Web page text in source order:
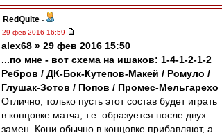
RedQuite -
29 фев 2016 16:59
alex68 » 29 фев 2016 15:50
...по мне - вот схема на ишаков: 1-4-1-2-1-2
Ребров / ДК-Бок-Кутепов-Макей / Ромуло /
Глушак-Зотов / Попов / Промес-Мельгарехо
Отлично, только пусть этот состав будет играть
в концовке матча, т.е. образуется после двух
замен. Кони обычно в концовке прибавляют, а